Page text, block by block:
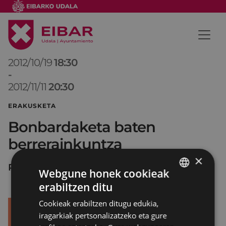
2012/10/1918:30
-
2012/11/11 20:30
ERAKUSKETA
Bonbardaketa baten
berrerainkuntza
PORTALEA ×
Webgune honek cookieak
erabiltzen ditu
Cookieak erabiltzen ditugu edukia,
iragarkiak pertsonalizatzeko eta gure